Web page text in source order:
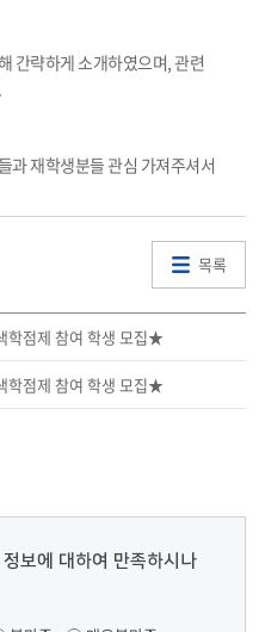
간략하게 소개하였으며, 관련
과 재학생분들 관심 가져주셔서
목록
학점제 참여 학생 모집★
학점제 참여 학생 모집★
보에 대하여 만족하시나